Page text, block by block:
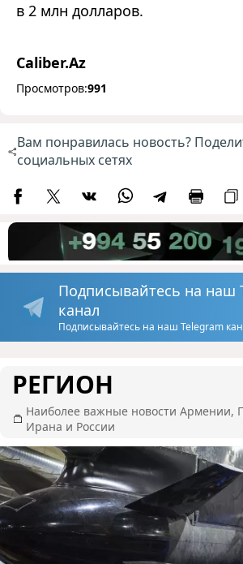
в 2 млн долларов.
Caliber.Az
Просмотров:991
Вам понравилась новость?
социальных сетях
Подписывайтесь на наш
канал
Подписывайтесь на наш Telegram
РЕГИОН
Наиболее важные новости Армении,
Ирана и России